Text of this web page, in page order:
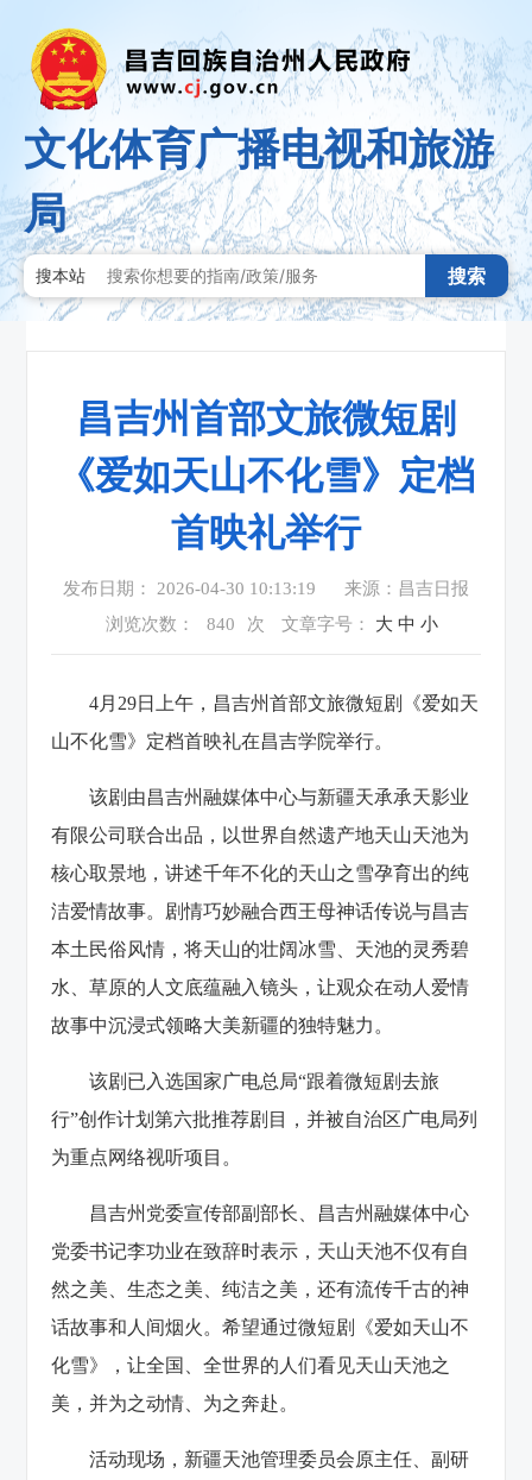
文化体育广播电视和旅游
局
搜本站 搜索
昌吉州首部文旅微短剧
《爱如天山不化雪》定档
首映礼举行
发布日期： 2026-04-30 10:13:19
来源：昌吉日报
浏览次数：
840 次 文章字号： 大 中 小
4月29日上午，昌吉州首部文旅微短剧《爱如天
山不化雪》定档首映礼在昌吉学院举行。
该剧由昌吉州融媒体中心与新疆天承承天影业
有限公司联合出品，以世界自然遗产地天山天池为
核心取景地，讲述千年不化的天山之雪孕育出的纯
洁爱情故事。剧情巧妙融合西王母神话传说与昌吉
本土民俗风情，将天山的壮阔冰雪、天池的灵秀碧
水、草原的人文底蕴融入镜头，让观众在动人爱情
故事中沉浸式领略大美新疆的独特魅力。
该剧已入选国家广电总局“跟着微短剧去旅
行”创作计划第六批推荐剧目，并被自治区广电局列
为重点网络视听项目。
昌吉州党委宣传部副部长、昌吉州融媒体中心
党委书记李功业在致辞时表示，天山天池不仅有自
然之美、生态之美、纯洁之美，还有流传千古的神
话故事和人间烟火。希望通过微短剧《爱如天山不
化雪》，让全国、全世界的人们看见天山天池之
美，并为之动情、为之奔赴。
活动现场，新疆天池管理委员会原主任、副研